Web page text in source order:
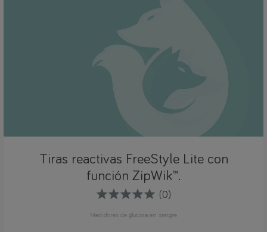
Tiras reactivas FreeStyle Lite con
función ZipWik™.
(0)
Medidores de glucosa en sangre